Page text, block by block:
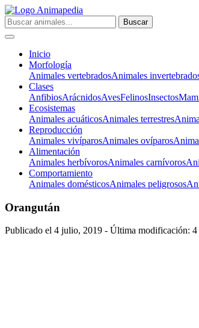
Inicio
Morfología
Animales vertebradosAnimales
Clases
AnfibiosArácnidosAvesFelinosInsectos
Ecosistemas
Animales acuáticosAnimales terrestres
Reproducción
Animales vivíparosAnimales ovíparos
Alimentación
Animales herbívorosAnimales carnívoros
Comportamiento
Animales domésticosAnimales peligrosos
Orangután
Publicado el 4 julio, 2019 - Última modificación: